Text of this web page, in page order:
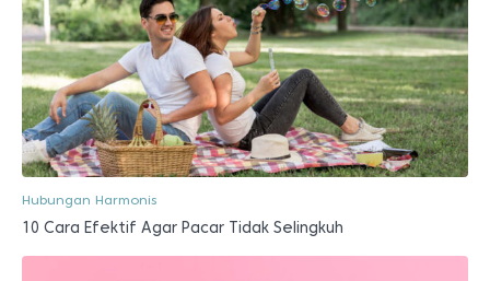
Hubungan Harmonis
10 Cara Efektif Agar Pacar Tidak Selingkuh